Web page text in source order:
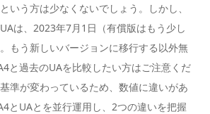
いう方は少なくないでしょう。しかし、
は、2023年7月1日（有償版はもう少し
もう新しいバージョンに移行する以外無
と過去のUAを比較したい方はご注意くだ
準が変わっているため、数値に違いがあ
とUAとを並行運用し、2つの違いを把握